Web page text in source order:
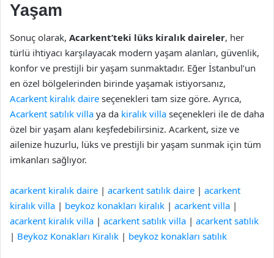
Yaşam
Sonuç olarak, Acarkent’teki lüks kiralık daireler, her
türlü ihtiyacı karşılayacak modern yaşam alanları, güvenlik,
konfor ve prestijli bir yaşam sunmaktadır. Eğer İstanbul’un
en özel bölgelerinden birinde yaşamak istiyorsanız,
Acarkent kiralık daire seçenekleri tam size göre. Ayrıca,
Acarkent satılık villa ya da kiralık villa seçenekleri ile de daha
özel bir yaşam alanı keşfedebilirsiniz. Acarkent, size ve
ailenize huzurlu, lüks ve prestijli bir yaşam sunmak için tüm
imkanları sağlıyor.
acarkent kiralık daire | acarkent satılık daire | acarkent
kiralık villa | beykoz konakları kiralık | acarkent villa |
acarkent kiralık villa | acarkent satılık villa | acarkent satılık
| Beykoz Konakları Kiralık | beykoz konakları satılık